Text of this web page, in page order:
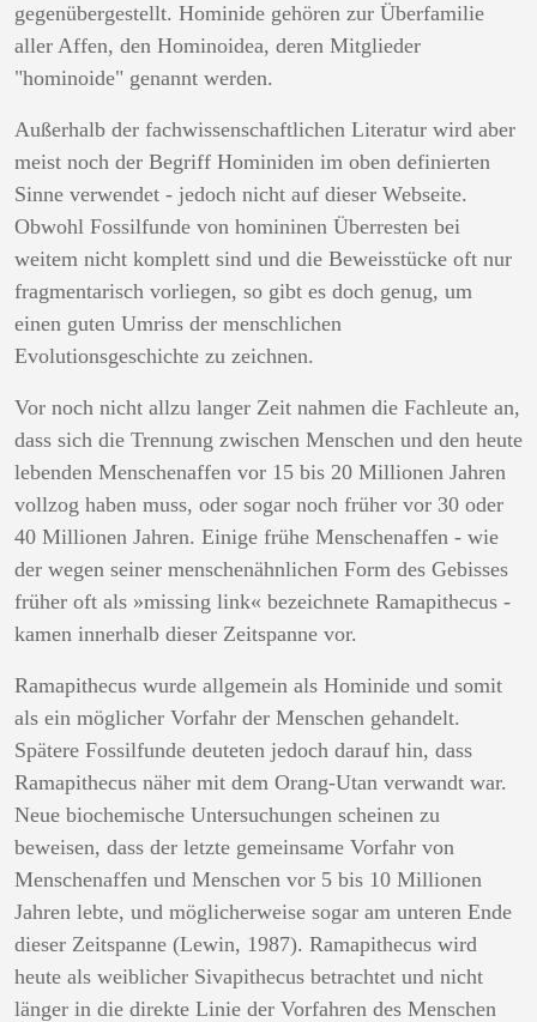
gegenübergestellt. Hominide gehören zur Überfamilie
aller Affen, den Hominoidea, deren Mitglieder
"hominoide" genannt werden.
Außerhalb der fachwissenschaftlichen Literatur wird aber
meist noch der Begriff Hominiden im oben definierten
Sinne verwendet - jedoch nicht auf dieser Webseite.
Obwohl Fossilfunde von homininen Überresten bei
weitem nicht komplett sind und die Beweisstücke oft nur
fragmentarisch vorliegen, so gibt es doch genug, um
einen guten Umriss der menschlichen
Evolutionsgeschichte zu zeichnen.
Vor noch nicht allzu langer Zeit nahmen die Fachleute an,
dass sich die Trennung zwischen Menschen und den heute
lebenden Menschenaffen vor 15 bis 20 Millionen Jahren
vollzog haben muss, oder sogar noch früher vor 30 oder
40 Millionen Jahren. Einige frühe Menschenaffen - wie
der wegen seiner menschenähnlichen Form des Gebisses
früher oft als »missing link« bezeichnete Ramapithecus -
kamen innerhalb dieser Zeitspanne vor.
Ramapithecus wurde allgemein als Hominide und somit
als ein möglicher Vorfahr der Menschen gehandelt.
Spätere Fossilfunde deuteten jedoch darauf hin, dass
Ramapithecus näher mit dem Orang-Utan verwandt war.
Neue biochemische Untersuchungen scheinen zu
beweisen, dass der letzte gemeinsame Vorfahr von
Menschenaffen und Menschen vor 5 bis 10 Millionen
Jahren lebte, und möglicherweise sogar am unteren Ende
dieser Zeitspanne (Lewin, 1987). Ramapithecus wird
heute als weiblicher Sivapithecus betrachtet und nicht
länger in die direkte Linie der Vorfahren des Menschen